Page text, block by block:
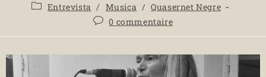
Entrevista / Musica / Quasernet Negre
0 commentaire